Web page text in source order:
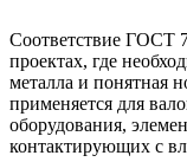
Соответствие ГОСТ
проектах, где
металла и понятная
применяется для
оборудования,
контактирующих с